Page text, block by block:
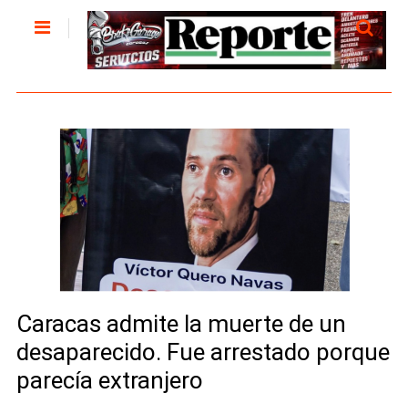
Caracas admite la muerte de un
desaparecido. Fue arrestado porque
parecía extranjero